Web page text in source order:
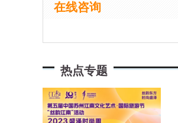
在线咨询
热点专题